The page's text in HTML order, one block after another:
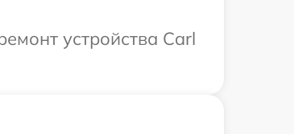
устройства Carl